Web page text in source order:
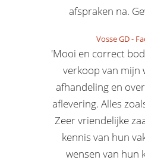
afspraken na.
Vosse GD-
'Mooi en correct
verkoop van mijn
afhandeling en
aflevering. Alles
Zeer vriendelijke
kennis van hun
wensen van hun